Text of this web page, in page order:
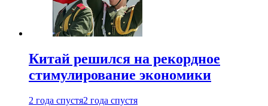
Китай решился на рекордное
стимулирование экономики
2 года спустя2 года спустя